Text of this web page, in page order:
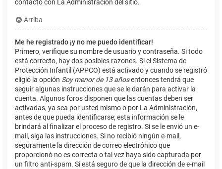
contacto con La Administración del sitio.
Arriba
Me he registrado ¡y no me puedo identificar!
Primero, verifique su nombre de usuario y contraseña. Si todo
está correcto, hay dos posibles razones. Si el Sistema de
Protección Infantil (APPCO) está activado y cuando se registró
eligió la opción Soy menor de 13 añosentonces tendrá que
seguir algunas instrucciones que se le darán para activar la
cuenta. Algunos foros disponen que las cuentas deben ser
activadas, ya sea por usted mismo o por La Administración,
antes de que pueda identificarse; esta información se le
brindará al finalizar el proceso de registro. Si se le envió un e-
mail, siga las instrucciones. Si no recibió ningún e-mail,
seguramente la dirección de correo electrónico que
proporcionó no es correcta o tal vez haya sido capturada por
un filtro anti-spam. Si está seguro de que la dirección de e-mail